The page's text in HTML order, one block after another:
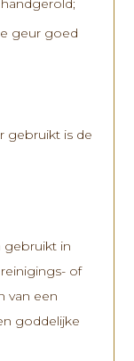
geur goed
gebruikt is de
gebruikt in
of
van een
goddelijke